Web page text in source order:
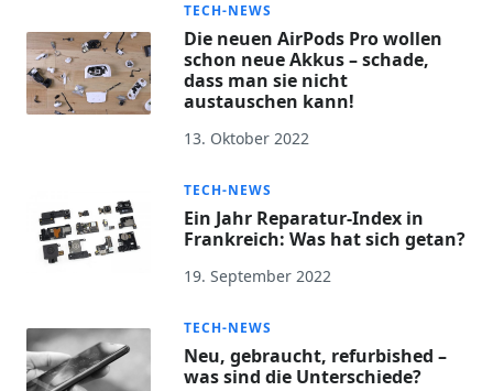
TECH-NEWS
Die neuen AirPods Pro wollen
schon neue Akkus – schade,
dass man sie nicht
austauschen kann!
13. Oktober 2022
TECH-NEWS
Ein Jahr Reparatur-Index in
Frankreich: Was hat sich getan?
19. September 2022
TECH-NEWS
Neu, gebraucht, refurbished –
was sind die Unterschiede?